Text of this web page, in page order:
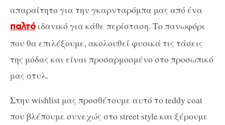
απαραίτητο για την γκαρνταρόμπα μας από ένα
παλτόιδανικό για κάθε περίσταση. Το πανωφόρι
που θα επιλέξουμε, ακολουθεί φυσικά τις τάσεις
της μόδας και είναι προσαρμοσμένο στο προσωπικό
μας στυλ.
Στην wishlist μας προσθέτουμε αυτό το teddy coat
που βλέπουμε συνεχώς στο street style και ξέρουμε